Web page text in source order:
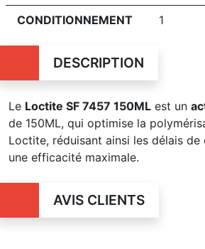
CONDITIONNEMENT 1
DESCRIPTION
Le Loctite SF 7457 150ML est un
de 150ML, qui optimise la
Loctite, réduisant ainsi les délais
une efficacité maximale.
AVIS CLIENTS